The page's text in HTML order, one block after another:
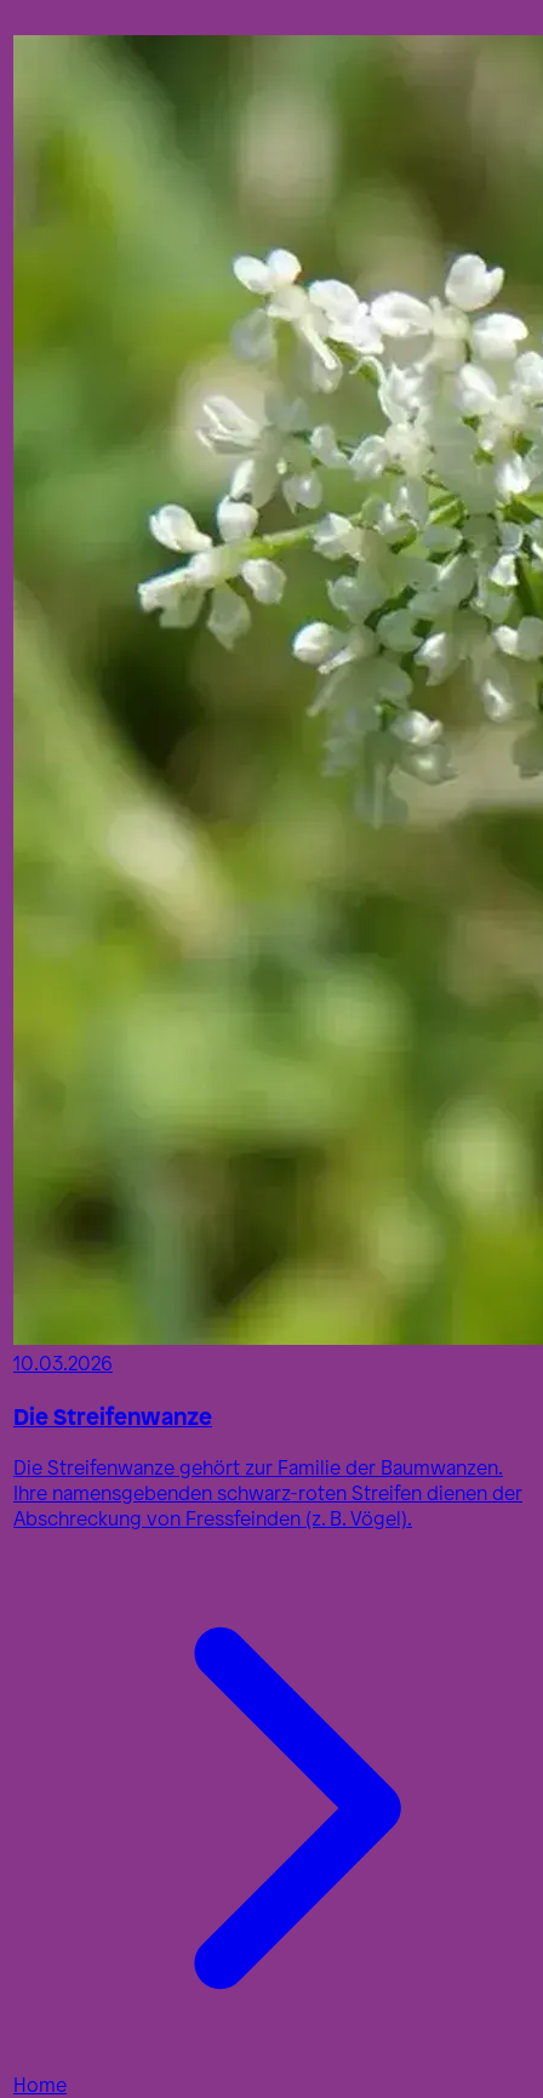
10.03.2026
Die Streifenwanze
Die Streifenwanze gehört zur Familie der Baumwanzen.
Ihre namensgebenden schwarz-roten Streifen dienen der
Abschreckung von Fressfeinden (z. B. Vögel).
Home